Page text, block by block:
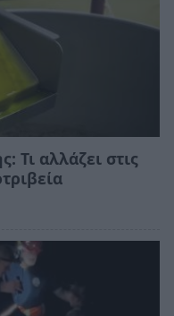
Τι αλλάζει στις